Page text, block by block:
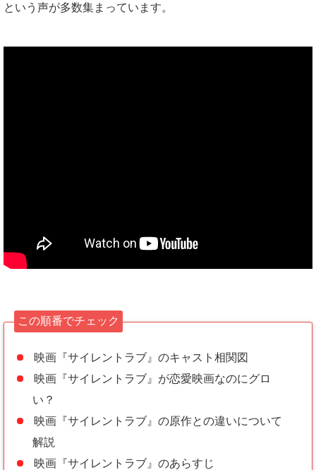
という声が多数集まっています。
この順番でチェック
映画『サイレントラブ』のキャスト相関図
映画『サイレントラブ』が恋愛映画なのにグロ
い？
映画『サイレントラブ』の原作との違いについて
解説
映画『サイレントラブ』のあらすじ